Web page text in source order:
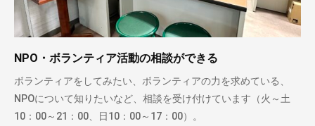
NPO・ボランティア活動の相談ができる
ボランティアをしてみたい、ボランティアの力を求めている、
NPOについて知りたいなど、相談を受け付けています（火～土
10：00～21：00、日10：00～17：00）。